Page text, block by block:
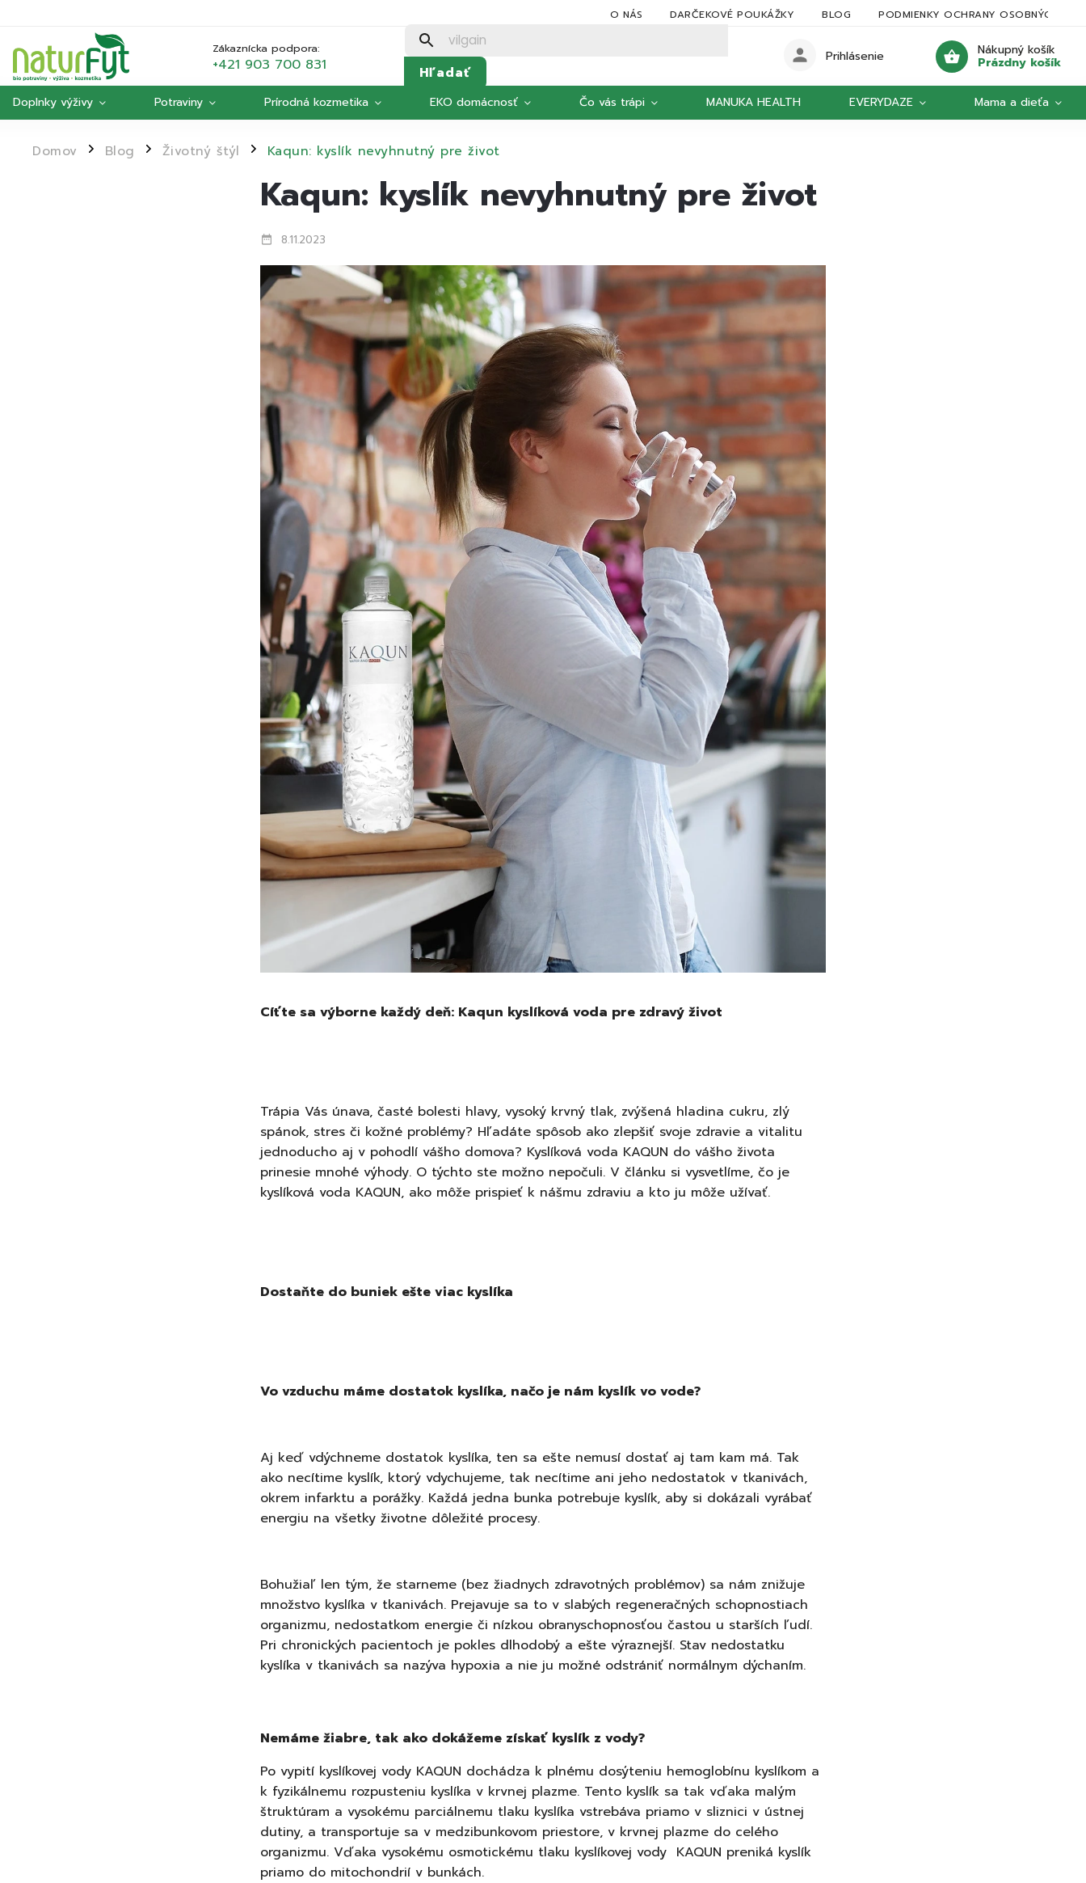
O NÁS DARČEKOVÉ POUKÁŽKY BLOG PODMIENKY OCHRANY OSOBNÝCH
Zákaznícka podpora:
+421 903 700 831 Hľadať
Nákupný košík
Prázdny košík
Prihlásenie
Doplnky výživy Potraviny Prírodná kozmetika EKO domácnosť Čo vás trápi MANUKA HEALTH EVERYDAZE Mama a dieťa
Domov / Blog / Životný štýl / Kaqun: kyslík nevyhnutný pre život
Kaqun: kyslík nevyhnutný pre život
8.11.2023
Cíťte sa výborne každý deň: Kaqun kyslíková voda pre zdravý život
Trápia Vás únava, časté bolesti hlavy, vysoký krvný tlak, zvýšená hladina cukru, zlý
spánok, stres či kožné problémy? Hľadáte spôsob ako zlepšiť svoje zdravie a vitalitu
jednoducho aj v pohodlí vášho domova? Kyslíková voda KAQUN do vášho života
prinesie mnohé výhody. O týchto ste možno nepočuli. V článku si vysvetlíme, čo je
kyslíková voda KAQUN, ako môže prispieť k nášmu zdraviu a kto ju môže užívať.
Dostaňte do buniek ešte viac kyslíka
Vo vzduchu máme dostatok kyslíka, načo je nám kyslík vo vode?
Aj keď vdýchneme dostatok kyslíka, ten sa ešte nemusí dostať aj tam kam má. Tak
ako necítime kyslík, ktorý vdychujeme, tak necítime ani jeho nedostatok v tkanivách,
okrem infarktu a porážky. Každá jedna bunka potrebuje kyslík, aby si dokázali vyrábať
energiu na všetky životne dôležité procesy.
Bohužiaľ len tým, že starneme (bez žiadnych zdravotných problémov) sa nám znižuje
množstvo kyslíka v tkanivách. Prejavuje sa to v slabých regeneračných schopnostiach
organizmu, nedostatkom energie či nízkou obranyschopnosťou častou u starších ľudí.
Pri chronických pacientoch je pokles dlhodobý a ešte výraznejší. Stav nedostatku
kyslíka v tkanivách sa nazýva hypoxia a nie ju možné odstrániť normálnym dýchaním.
Nemáme žiabre, tak ako dokážeme získať kyslík z vody?
Po vypití kyslíkovej vody KAQUN dochádza k plnému dosýteniu hemoglobínu kyslíkom a
k fyzikálnemu rozpusteniu kyslíka v krvnej plazme. Tento kyslík sa tak vďaka malým
štruktúram a vysokému parciálnemu tlaku kyslíka vstrebáva priamo v sliznici v ústnej
dutiny, a transportuje sa v medzibunkovom priestore, v krvnej plazme do celého
organizmu. Vďaka vysokému osmotickému tlaku kyslíkovej vody KAQUN preniká kyslík
priamo do mitochondrií v bunkách.